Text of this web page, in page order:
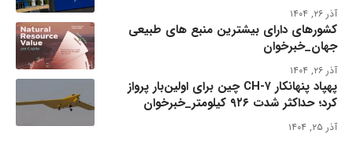
آذر ۲۶, ۱۴۰۴
کشورهای دارای بیشترین منبع های طبیعی
جهان_خبرخوان
آذر ۲۶, ۱۴۰۴
پهپاد پنهانکار CH-۷ چین برای اولین‌بار پرواز
کرد؛ حداکثر شدت ۹۲۶ کیلومتر_خبرخوان
آذر ۲۵, ۱۴۰۴